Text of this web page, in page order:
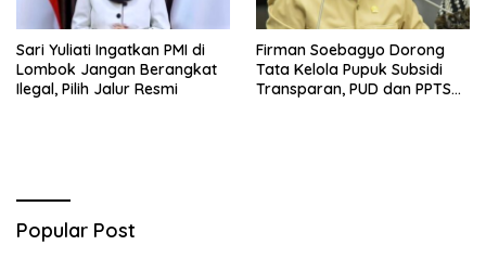
Sari Yuliati Ingatkan PMI di
Lombok Jangan Berangkat
Ilegal, Pilih Jalur Resmi
Firman Soebagyo Dorong
Tata Kelola Pupuk Subsidi
Transparan, PUD dan PPTS
Popular Post